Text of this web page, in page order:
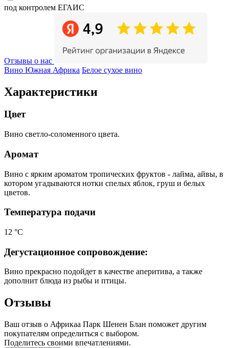
под контролем ЕГАИС
Отзывы о нас
Вино Южная Африка Белое сухое вино
Характеристики
Цвет
Вино светло-соломенного цвета.
Аромат
Вино с ярким ароматом тропических фруктов - лайма, айвы, в
котором угадываются нотки спелых яблок, груш и белых
цветов.
Температура подачи
12 °С
Дегустационное сопровождение:
Вино прекрасно подойдет в качестве аперитива, а также
дополнит блюда из рыбы и птицы.
Отзывы
Ваш отзыв о Африкаа Парк Шенен Блан поможет другим
покупателям определиться с выбором.
Поделитесь своими впечатлениями.